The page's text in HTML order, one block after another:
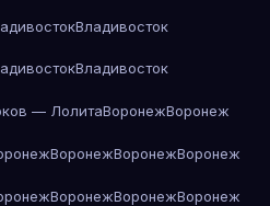
Владивосток
Владивосток
— ЛолитаВоронежВоронеж
ВоронежВоронежВоронеж
ВоронежВоронежВоронеж